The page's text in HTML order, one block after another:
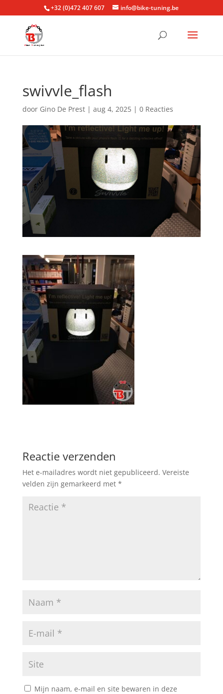
+32 (0)472 407 607 info@bike-tuning.be
swivvle_flash
door Gino De Prest| aug 4, 2025| 0 Reacties
Reactie verzenden
Het e-mailadres wordt niet gepubliceerd. Vereiste
velden zijn gemarkeerd met *
Mijn naam, e-mail en site bewaren in deze